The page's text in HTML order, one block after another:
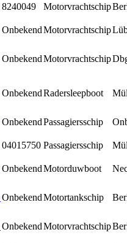
8240049 Motorvrachtschip
OnbekendMotorvrachtschip
OnbekendMotorvrachtschip
OnbekendRadersleepboot
OnbekendPassagiersschip
04015750 Passagiersschip
OnbekendMotorduwboot
OnbekendMotortankschip
OnbekendMotorvrachtschip